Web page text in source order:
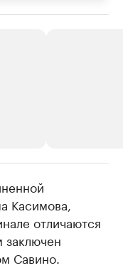
Страховые
Посмотрите в
Касимова,
отличаются
заключен
Савино.